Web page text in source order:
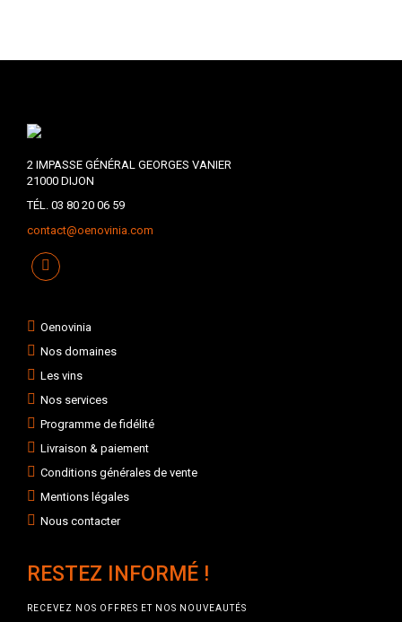
2 IMPASSE GÉNÉRAL GEORGES VANIER
21000 DIJON
TÉL. 03 80 20 06 59
contact@oenovinia.com
Oenovinia
Nos domaines
Les vins
Nos services
Programme de fidélité
Livraison & paiement
Conditions générales de vente
Mentions légales
Nous contacter
RESTEZ INFORMÉ !
RECEVEZ NOS OFFRES ET NOS NOUVEAUTÉS